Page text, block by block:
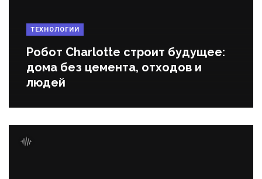
ТЕХНОЛОГИИ
Робот Charlotte строит будущее:
дома без цемента, отходов и
людей